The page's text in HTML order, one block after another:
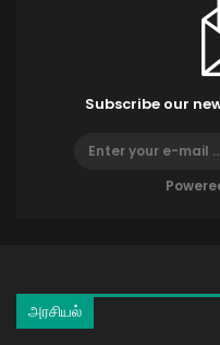
Subscribe our
அரசியல்